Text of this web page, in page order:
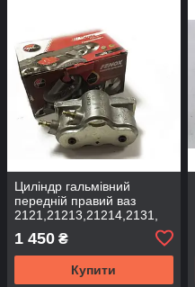
Циліндр гальмівний
передній правий ваз
2121,21213,21214,2131,
1 450 ₴
Купити